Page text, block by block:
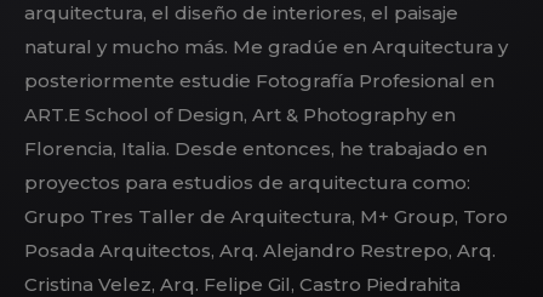
arquitectura, el diseño de interiores, el paisaje
natural y mucho más. Me gradúe en Arquitectura y
posteriormente estudie Fotografía Profesional en
ART.E School of Design, Art & Photography en
Florencia, Italia. Desde entonces, he trabajado en
proyectos para estudios de arquitectura como:
Grupo Tres Taller de Arquitectura, M+ Group, Toro
Posada Arquitectos, Arq. Alejandro Restrepo, Arq.
Cristina Velez, Arq. Felipe Gil, Castro Piedrahita